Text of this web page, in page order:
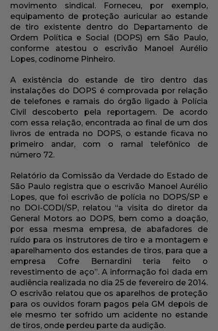
movimento sindical. Forneceu, por exemplo,
equipamento de proteção auricular ao estande
de tiro existente dentro do Departamento de
Ordem Política e Social (DOPS) em São Paulo,
conforme atestou o escrivão Manoel Aurélio
Lopes, codinome Pinheiro.
A existência do estande de tiro dentro das
instalações do DOPS é comprovada por relação
de telefones e ramais do órgão ligado à Polícia
Civil descoberto pela reportagem. De acordo
com essa relação, encontrada ao final de um dos
livros de entrada no DOPS, o estande ficava no
primeiro andar, com o ramal telefônico de
número 72.
Relatório da Comissão da Verdade do Estado de
São Paulo registra que o escrivão Manoel Aurélio
Lopes, que foi escrivão de polícia no DOPS/SP e
no DOI-CODI/SP, relatou “a visita do diretor da
General Motors ao DOPS, bem como a doação,
por essa mesma empresa, de abafadores de
ruído para os instrutores de tiro e a montagem e
aparelhamento dos estandes de tiros, para que a
empresa Cofre Bernardini teria feito o
revestimento de aço”. A informação foi dada em
audiência realizada no dia 25 de fevereiro de 2014.
O escrivão relatou que os aparelhos de proteção
para os ouvidos foram pagos pela GM depois de
ele mesmo ter sofrido um acidente no estande
de tiros, onde perdeu parte da audição.